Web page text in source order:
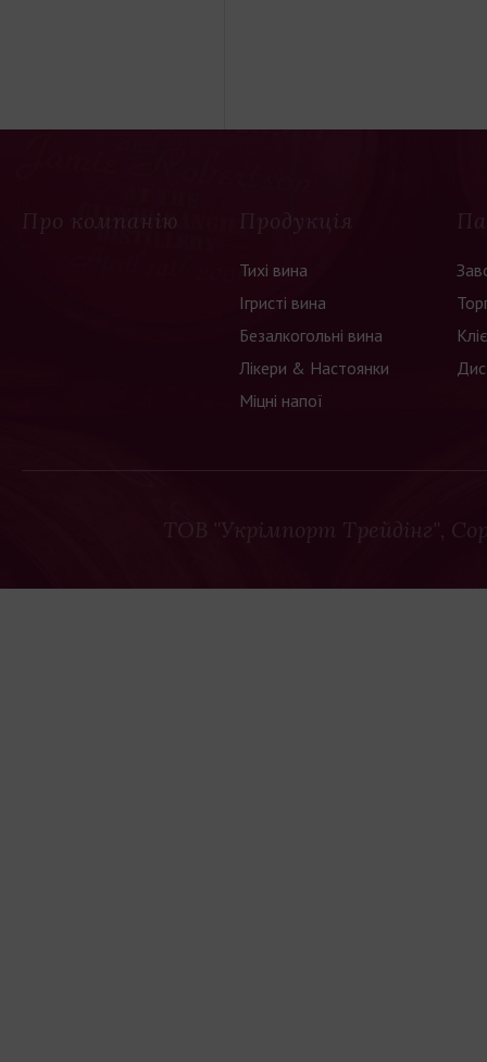
Про компанію Продукція
Тихі вина
Ігристі вина
Безалкогольні вина
Лікери & Настоянки
Міцні напої
ТОВ "Укрімпорт Трейдінг",